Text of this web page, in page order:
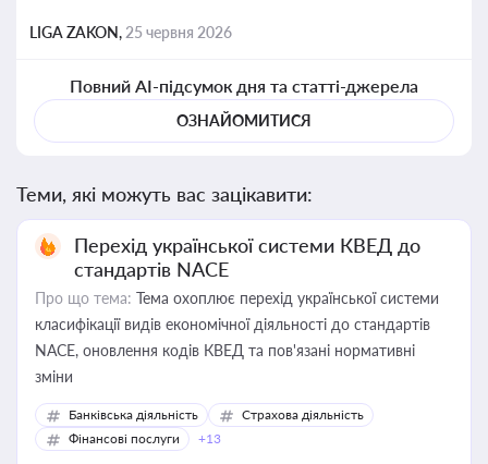
LIGA ZAKON, 25 червня 2026
Повний AI-підсумок дня та статті-джерела
ОЗНАЙОМИТИСЯ
Теми, які можуть вас зацікавити:
Перехід української системи КВЕД до
стандартів NACE
Про що тема: Тема охоплює перехід української системи
класифікації видів економічної діяльності до стандартів
NACE, оновлення кодів КВЕД та пов'язані нормативні
зміни
Банківська діяльність
Страхова діяльність
Фінансові послуги
+13